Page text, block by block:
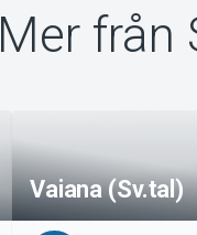
Mer från
Vaiana (Sv.tal)